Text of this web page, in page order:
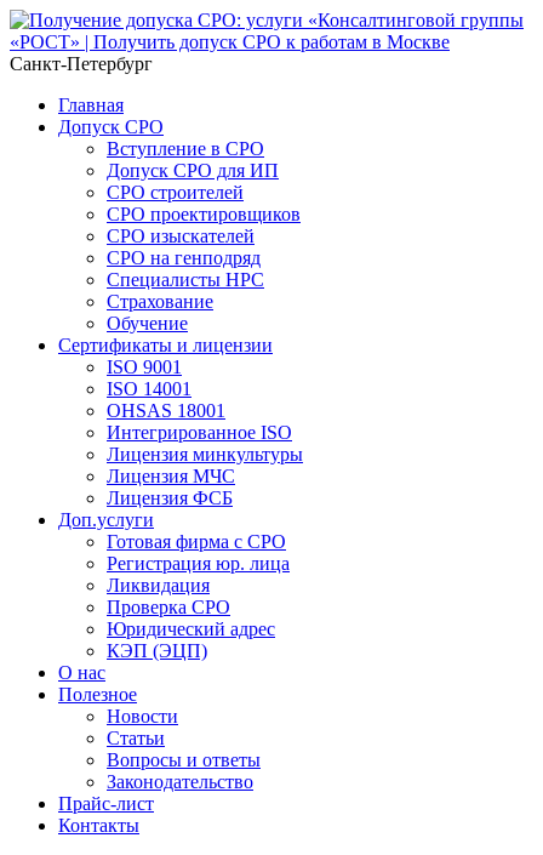
Санкт-Петербург
Главная
Допуск СРО
Вступление в СРО
Допуск СРО для ИП
СРО строителей
СРО проектировщиков
СРО изыскателей
СРО на генподряд
Специалисты НРС
Страхование
Обучение
Сертификаты и лицензии
ISO 9001
ISO 14001
OHSAS 18001
Интегрированное ISO
Лицензия минкультуры
Лицензия МЧС
Лицензия ФСБ
Доп.услуги
Готовая фирма с СРО
Регистрация юр. лица
Ликвидация
Проверка СРО
Юридический адрес
КЭП (ЭЦП)
О нас
Полезное
Новости
Статьи
Вопросы и ответы
Законодательство
Прайс-лист
Контакты